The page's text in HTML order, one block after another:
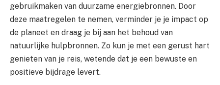
gebruikmaken van duurzame energiebronnen. Door
deze maatregelen te nemen, verminder je je impact op
de planeet en draag je bij aan het behoud van
natuurlijke hulpbronnen. Zo kun je met een gerust hart
genieten van je reis, wetende dat je een bewuste en
positieve bijdrage levert.